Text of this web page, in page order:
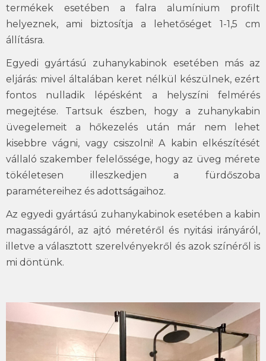
termékek esetében a falra alumínium profilt
helyeznek, ami biztosítja a lehetőséget 1-1,5 cm
állításra.
Egyedi gyártású zuhanykabinok esetében más az
eljárás: mivel általában keret nélkül készülnek, ezért
fontos nulladik lépésként a helyszíni felmérés
megejtése. Tartsuk észben, hogy a zuhanykabin
üvegelemeit a hőkezelés után már nem lehet
kisebbre vágni, vagy csiszolni! A kabin elkészítését
vállaló szakember felelőssége, hogy az üveg mérete
tökéletesen illeszkedjen a fürdőszoba
paramétereihez és adottságaihoz.
Az egyedi gyártású zuhanykabinok esetében a kabin
magasságáról, az ajtó méretéről és nyitási irányáról,
illetve a választott szerelvényekről és azok színéről is
mi döntünk.